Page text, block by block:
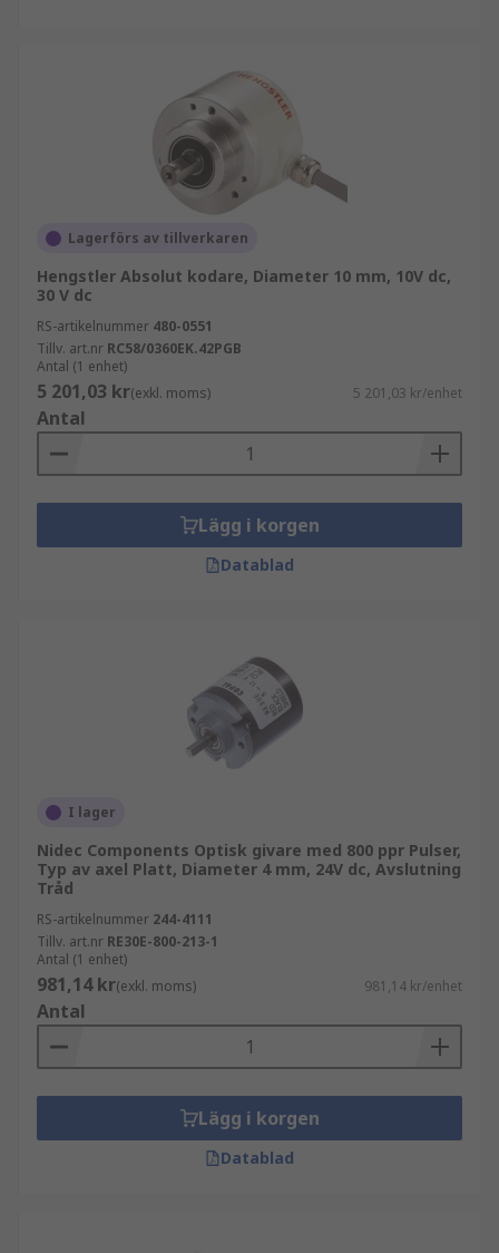
Lagerförs av tillverkaren
Hengstler Absolut kodare, Diameter 10 mm, 10V dc,
30 V dc
RS-artikelnummer 480-0551
Tillv. art.nr RC58/0360EK.42PGB
Antal (1 enhet)
5 201,03 kr(exkl. moms) 5 201,03 kr/enhet
Antal
Lägg i korgen
Datablad
I lager
Nidec Components Optisk givare med 800 ppr Pulser,
Typ av axel Platt, Diameter 4 mm, 24V dc, Avslutning
Tråd
RS-artikelnummer 244-4111
Tillv. art.nr RE30E-800-213-1
Antal (1 enhet)
981,14 kr(exkl. moms) 981,14 kr/enhet
Antal
Lägg i korgen
Datablad